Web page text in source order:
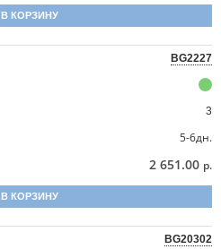
В КОРЗИНУ
BG2227
3
5-6дн.
2 651.00 р.
В КОРЗИНУ
BG20302